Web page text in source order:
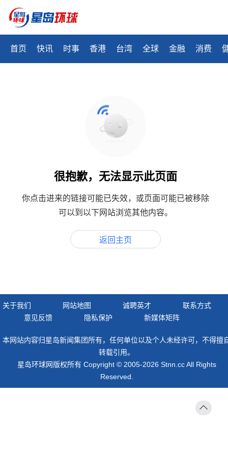
首页 快讯 时事 香港 台湾 全球 金融 消费
很抱歉，无法显示此页面
你点击进来的链接可能已失效，或页面可能已被移除
可以到以下网站浏览其他内容。
返回主页
关于我们 网站地图 诚聘英才
联系方式
意见反馈
隐私保护 新媒体矩阵
本网站内容归星岛新闻集团所有，任何单位以及个人未经许可，不得擅
转载引用。
星岛环球网版权所有 Copyright © 2005-2026 Stnn.cc All Rights
Reserved.